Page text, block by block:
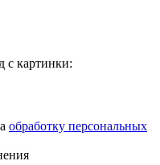
с картинки:
обработку персональных